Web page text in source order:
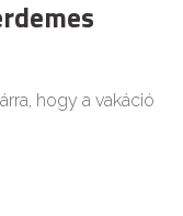
hogy a vakáció